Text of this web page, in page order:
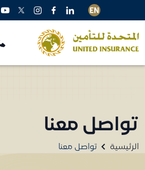
تواصل معنا
الرئيسية تواصل معنا